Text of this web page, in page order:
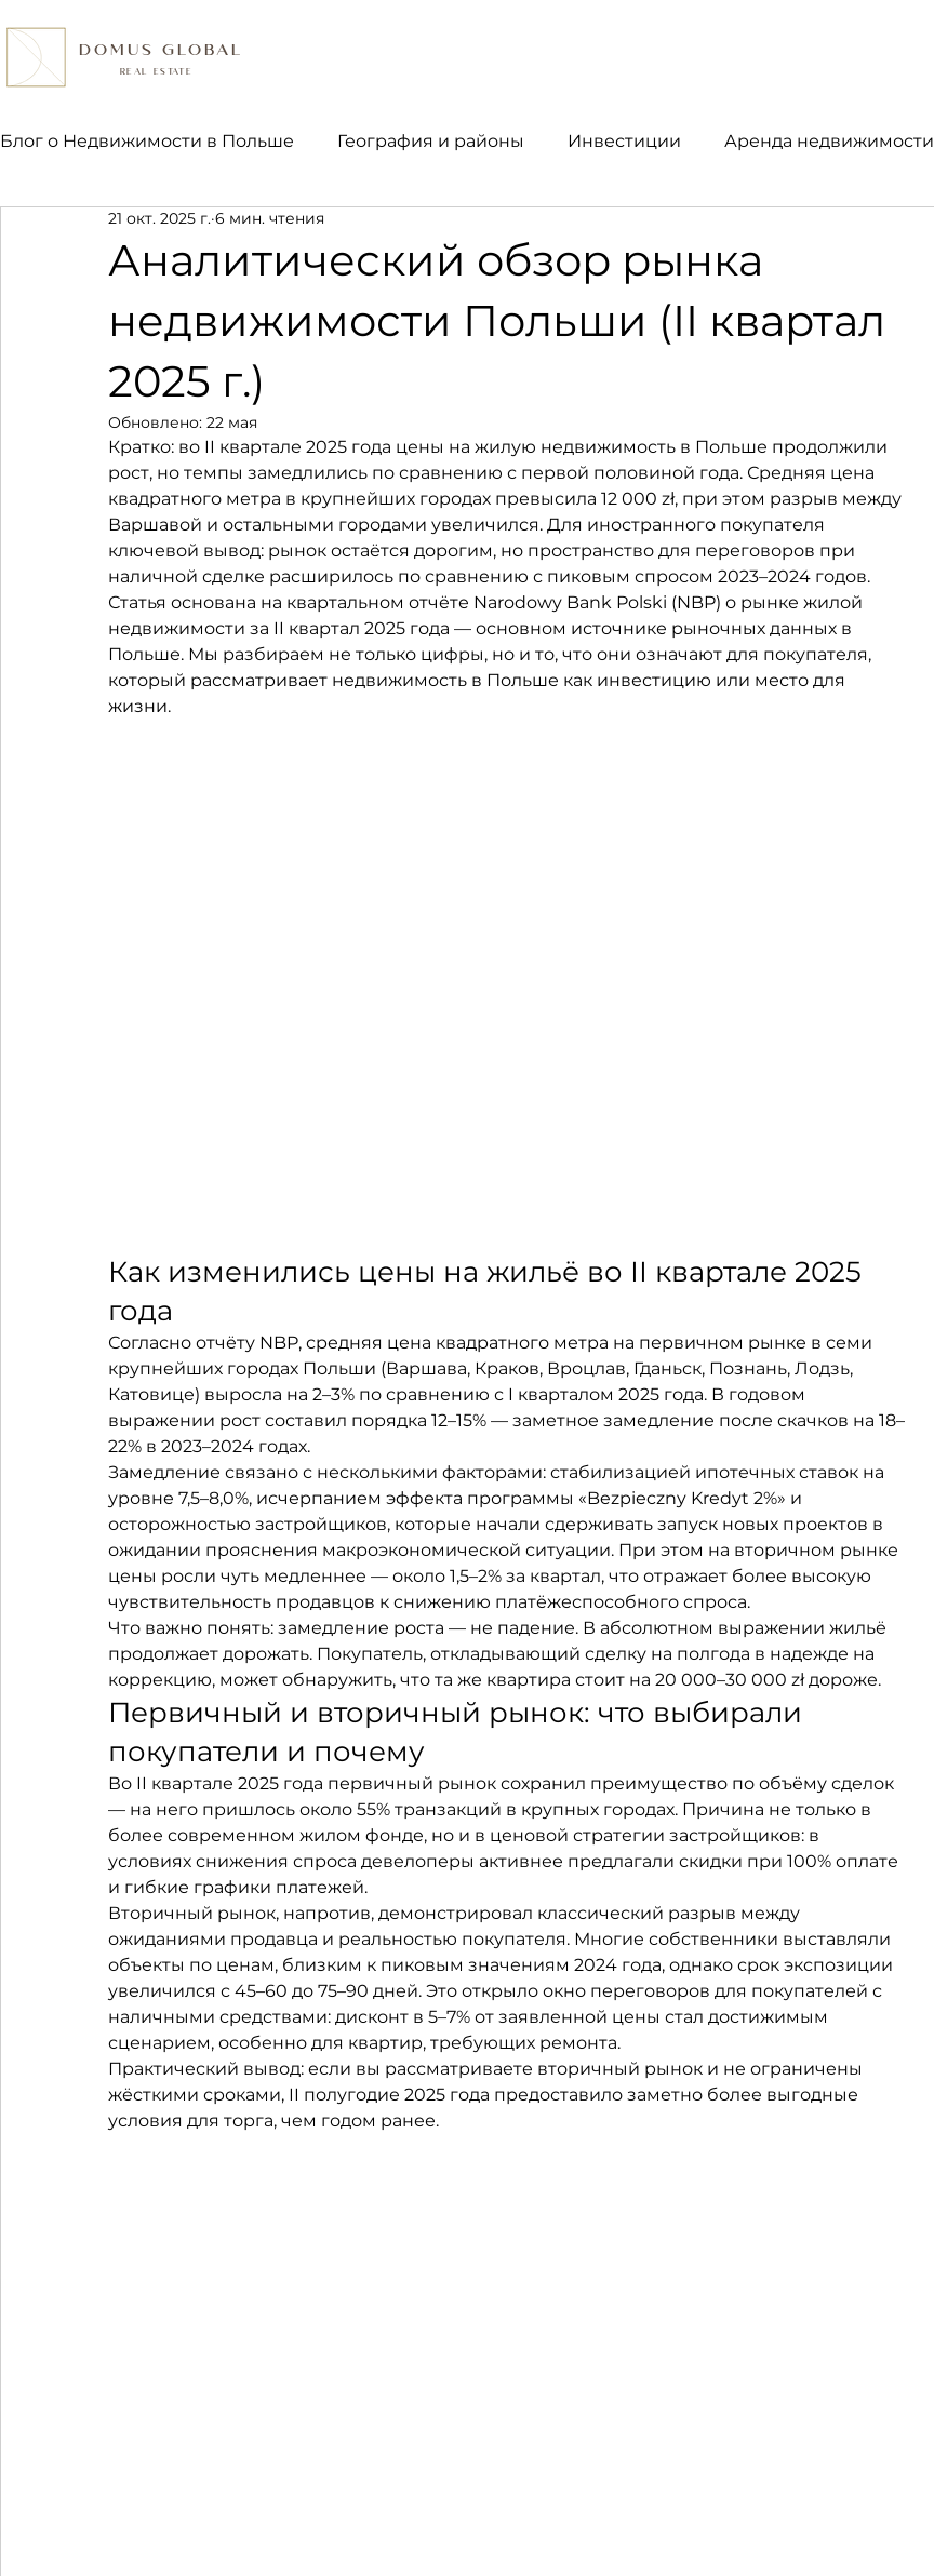
DOMUS GLOBAL
REAL ESTATE
Блог о Недвижимости в Польше География и районы Инвестиции Аренда недвижимости
Право и налоги Ипотека и финансы
Аналитический обзор рынка
недвижимости Польши (II квартал
2025 г.)
21 окт. 2025 г. 6 мин. чтения
Обновлено: 22 мая
Кратко: во II квартале 2025 года цены на жилую недвижимость в Польше продолжили
рост, но темпы замедлились по сравнению с первой половиной года. Средняя цена
квадратного метра в крупнейших городах превысила 12 000 zł, при этом разрыв между
Варшавой и остальными городами увеличился. Для иностранного покупателя
ключевой вывод: рынок остаётся дорогим, но пространство для переговоров при
наличной сделке расширилось по сравнению с пиковым спросом 2023–2024 годов.
Статья основана на квартальном отчёте Narodowy Bank Polski (NBP) о рынке жилой
недвижимости за II квартал 2025 года — основном источнике рыночных данных в
Польше. Мы разбираем не только цифры, но и то, что они означают для покупателя,
который рассматривает недвижимость в Польше как инвестицию или место для
жизни.
Как изменились цены на жильё во II квартале 2025
года
Согласно отчёту NBP, средняя цена квадратного метра на первичном рынке в семи
крупнейших городах Польши (Варшава, Краков, Вроцлав, Гданьск, Познань, Лодзь,
Катовице) выросла на 2–3% по сравнению с I кварталом 2025 года. В годовом
выражении рост составил порядка 12–15% — заметное замедление после скачков на 18–
22% в 2023–2024 годах.
Замедление связано с несколькими факторами: стабилизацией ипотечных ставок на
уровне 7,5–8,0%, исчерпанием эффекта программы «Bezpieczny Kredyt 2%» и
осторожностью застройщиков, которые начали сдерживать запуск новых проектов в
ожидании прояснения макроэкономической ситуации. При этом на вторичном рынке
цены росли чуть медленнее — около 1,5–2% за квартал, что отражает более высокую
чувствительность продавцов к снижению платёжеспособного спроса.
Что важно понять: замедление роста — не падение. В абсолютном выражении жильё
продолжает дорожать. Покупатель, откладывающий сделку на полгода в надежде на
коррекцию, может обнаружить, что та же квартира стоит на 20 000–30 000 zł дороже.
Первичный и вторичный рынок: что выбирали
покупатели и почему
Во II квартале 2025 года первичный рынок сохранил преимущество по объёму сделок
— на него пришлось около 55% транзакций в крупных городах. Причина не только в
более современном жилом фонде, но и в ценовой стратегии застройщиков: в
условиях снижения спроса девелоперы активнее предлагали скидки при 100% оплате
и гибкие графики платежей.
Вторичный рынок, напротив, демонстрировал классический разрыв между
ожиданиями продавца и реальностью покупателя. Многие собственники выставляли
объекты по ценам, близким к пиковым значениям 2024 года, однако срок экспозиции
увеличился с 45–60 до 75–90 дней. Это открыло окно переговоров для покупателей с
наличными средствами: дисконт в 5–7% от заявленной цены стал достижимым
сценарием, особенно для квартир, требующих ремонта.
Практический вывод: если вы рассматриваете вторичный рынок и не ограничены
жёсткими сроками, II полугодие 2025 года предоставило заметно более выгодные
условия для торга, чем годом ранее.